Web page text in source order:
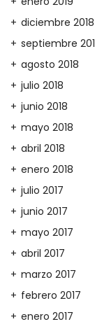
diciembre 2018
septiembre
agosto 2018
julio 2018
junio 2018
mayo 2018
abril 2018
enero 2018
julio 2017
junio 2017
mayo 2017
abril 2017
marzo 2017
febrero 2017
enero 2017